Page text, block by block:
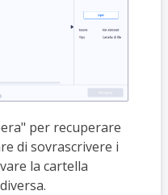
per recuperare
di sovrascrivere i
la cartella